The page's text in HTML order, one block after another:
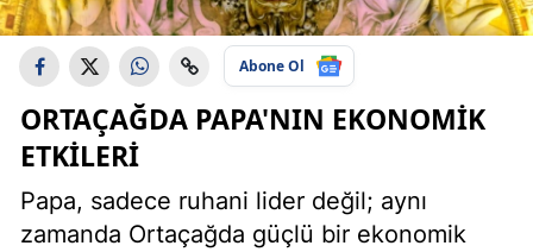
Abone Ol
ORTAÇAĞDA PAPA'NIN EKONOMIK
ETKILERI
Papa, sadece ruhani lider değil; aynı
zamanda Ortaçağda güçlü bir ekonomik